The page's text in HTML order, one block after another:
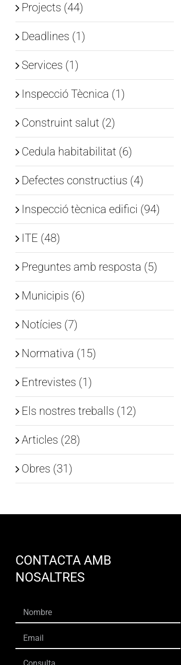
Projects (44)
Deadlines (1)
Services (1)
Inspecció Tècnica (1)
Construint salut (2)
Cedula habitabilitat (6)
Defectes constructius (4)
Inspecció tècnica edifici (94)
ITE (48)
Preguntes amb resposta (5)
Municipis (6)
Notícies (7)
Normativa (15)
Entrevistes (1)
Els nostres treballs (12)
Articles (28)
Obres (31)
CONTACTA AMB
NOSALTRES